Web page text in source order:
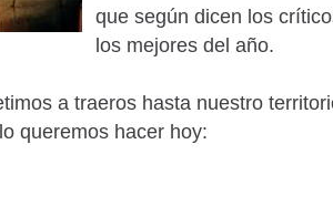
que según dicen los
los mejores del año.
a traeros hasta nuestro
queremos hacer hoy: